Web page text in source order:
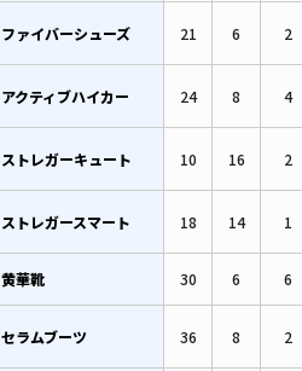
ファイバーシューズ 21 6 2
アクティブハイカー 24 8 4
ストレガーキュート 10 16 2
ストレガースマート 18 14 1
黄華靴
30 6 6
セラムブーツ 36 8 2